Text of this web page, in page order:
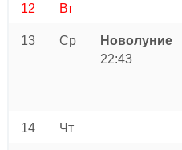
12 Вт
13 Ср
Новолуние
22:43
14 Чт